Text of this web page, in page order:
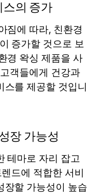
의 증가
짐에 따라, 친환경
증가할 것으로 보
경 왁싱 제품을 사
객들에게 건강과
스를 제공할 것입니
장 가능성
테마로 자리 잡고
드에 적합한 서비
장할 가능성이 높습